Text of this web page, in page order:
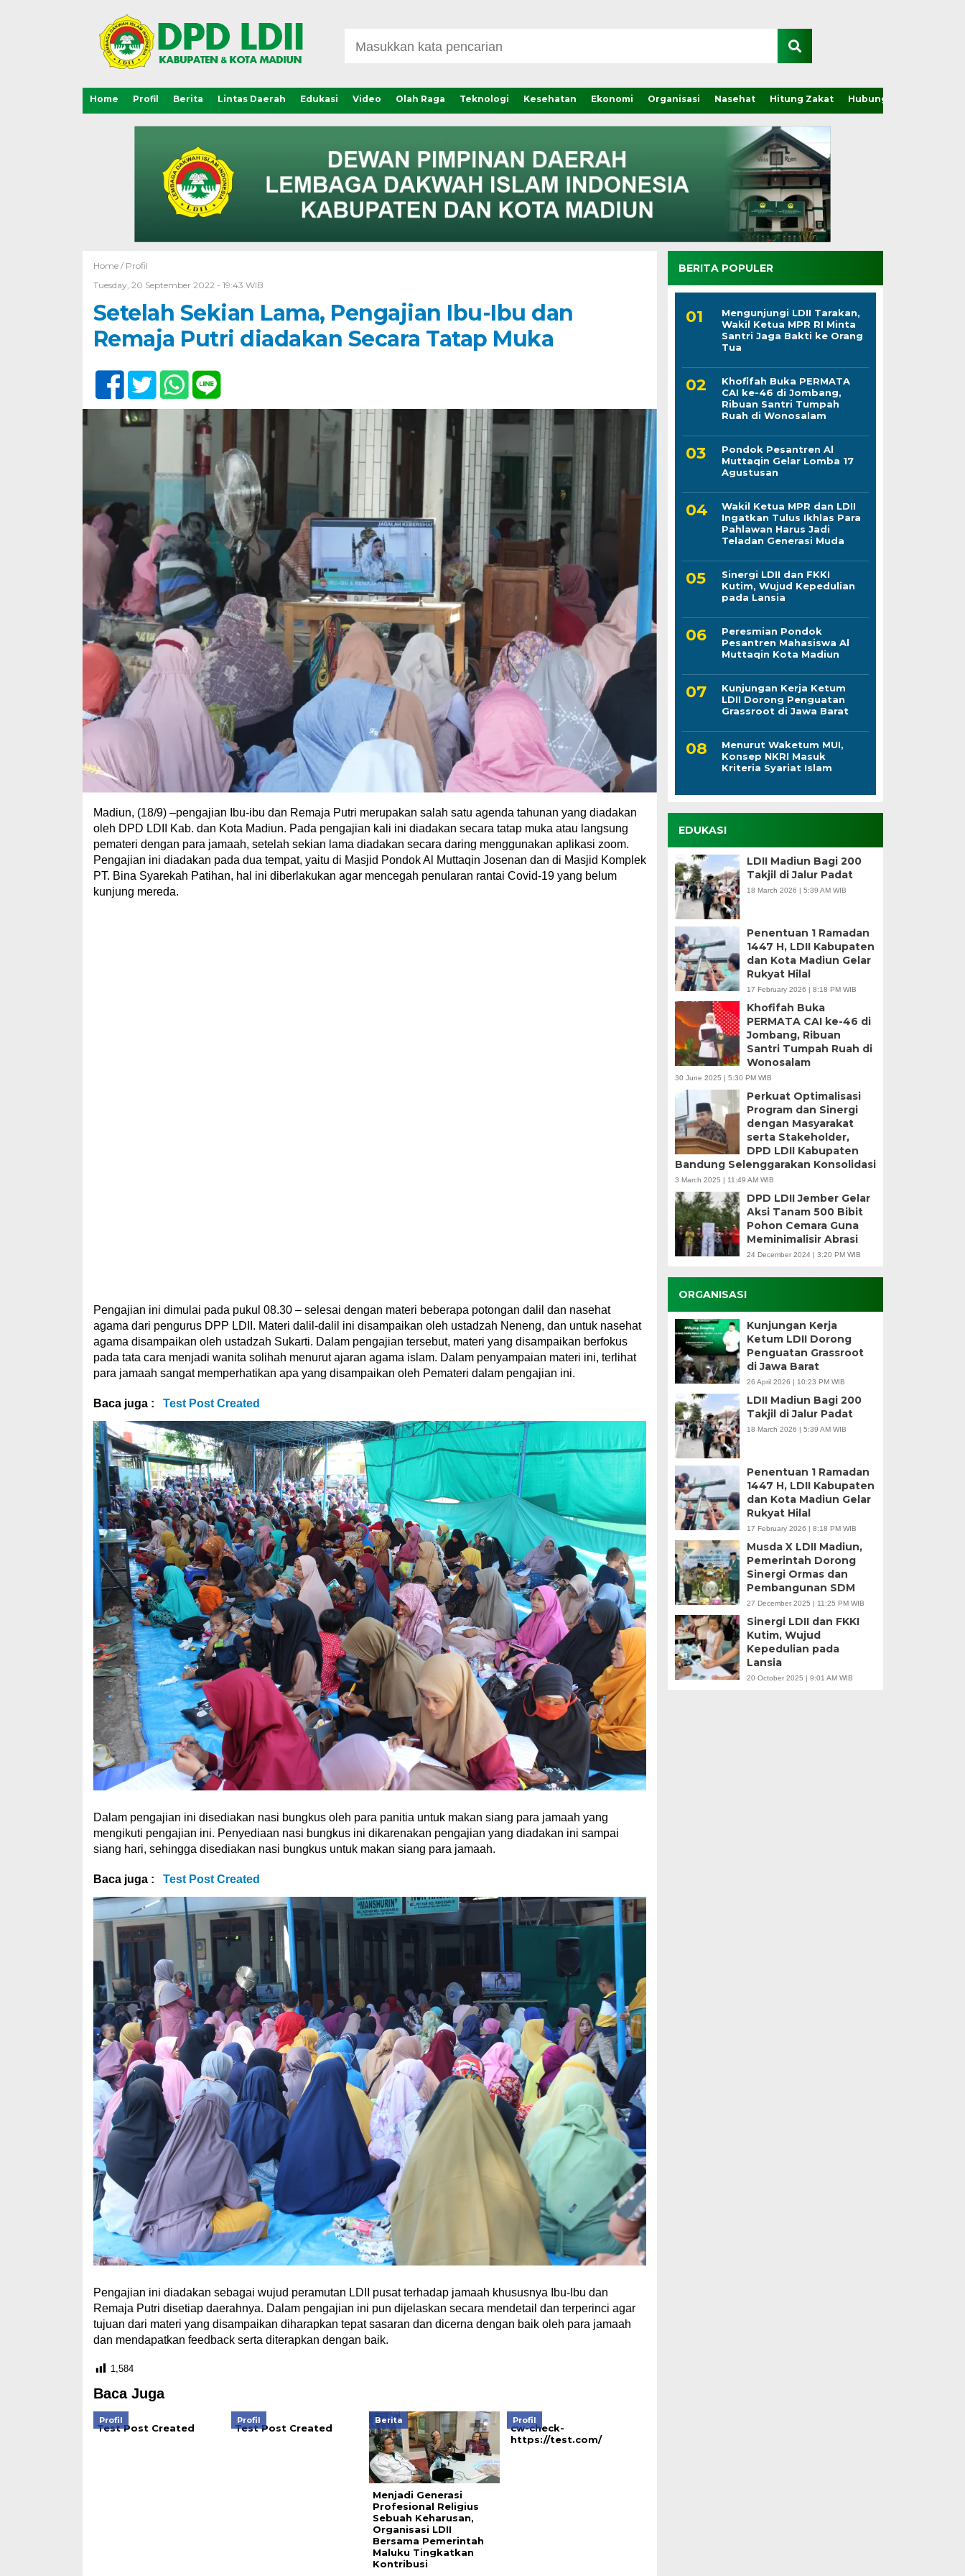
Home Profil Berita Lintas Daerah Edukasi Video Olah Raga Teknologi Kesehatan Ekonomi Organisasi Nasehat Hitung Zakat Hubungi Kami
Home / Profil
Tuesday, 20 September 2022 - 19:43 WIB
Setelah Sekian Lama, Pengajian Ibu-Ibu dan
Remaja Putri diadakan Secara Tatap Muka
Madiun, (18/9) –pengajian Ibu-ibu dan Remaja Putri merupakan salah satu agenda tahunan yang diadakan
oleh DPD LDII Kab. dan Kota Madiun. Pada pengajian kali ini diadakan secara tatap muka atau langsung
pemateri dengan para jamaah, setelah sekian lama diadakan secara daring menggunakan aplikasi zoom.
Pengajian ini diadakan pada dua tempat, yaitu di Masjid Pondok Al Muttaqin Josenan dan di Masjid Komplek
PT. Bina Syarekah Patihan, hal ini diberlakukan agar mencegah penularan rantai Covid-19 yang belum
kunjung mereda.
Pengajian ini dimulai pada pukul 08.30 – selesai dengan materi beberapa potongan dalil dan nasehat
agama dari pengurus DPP LDII. Materi dalil-dalil ini disampaikan oleh ustadzah Neneng, dan untuk nasehat
agama disampaikan oleh ustadzah Sukarti. Dalam pengajian tersebut, materi yang disampaikan berfokus
pada tata cara menjadi wanita solihah menurut ajaran agama islam. Dalam penyampaian materi ini, terlihat
para jamaah sangat memperhatikan apa yang disampaikan oleh Pemateri dalam pengajian ini.
Baca juga : Test Post Created
Dalam pengajian ini disediakan nasi bungkus oleh para panitia untuk makan siang para jamaah yang
mengikuti pengajian ini. Penyediaan nasi bungkus ini dikarenakan pengajian yang diadakan ini sampai
siang hari, sehingga disediakan nasi bungkus untuk makan siang para jamaah.
Baca juga : Test Post Created
Pengajian ini diadakan sebagai wujud peramutan LDII pusat terhadap jamaah khususnya Ibu-Ibu dan
Remaja Putri disetiap daerahnya. Dalam pengajian ini pun dijelaskan secara mendetail dan terperinci agar
tujuan dari materi yang disampaikan diharapkan tepat sasaran dan dicerna dengan baik oleh para jamaah
dan mendapatkan feedback serta diterapkan dengan baik.
1,584
Baca Juga
Profil
Test Post Created
Profil
Test Post Created
Berita
Menjadi Generasi
Profesional Religius
Sebuah Keharusan,
Organisasi LDII
Bersama Pemerintah
Maluku Tingkatkan
Kontribusi
Profil
cw-check-
https://test.com/
BERITA POPULER
Mengunjungi LDII Tarakan,
Wakil Ketua MPR RI Minta
Santri Jaga Bakti ke Orang
Tua
Khofifah Buka PERMATA
CAI ke-46 di Jombang,
Ribuan Santri Tumpah
Ruah di Wonosalam
Pondok Pesantren Al
Muttaqin Gelar Lomba 17
Agustusan
Wakil Ketua MPR dan LDII
Ingatkan Tulus Ikhlas Para
Pahlawan Harus Jadi
Teladan Generasi Muda
Sinergi LDII dan FKKI
Kutim, Wujud Kepedulian
pada Lansia
Peresmian Pondok
Pesantren Mahasiswa Al
Muttaqin Kota Madiun
Kunjungan Kerja Ketum
LDII Dorong Penguatan
Grassroot di Jawa Barat
Menurut Waketum MUI,
Konsep NKRI Masuk
Kriteria Syariat Islam
EDUKASI
LDII Madiun Bagi 200
Takjil di Jalur Padat
18 March 2026 | 5:39 AM WIB
Penentuan 1 Ramadan
1447 H, LDII Kabupaten
dan Kota Madiun Gelar
Rukyat Hilal
17 February 2026 | 8:18 PM WIB
Khofifah Buka
PERMATA CAI ke-46 di
Jombang, Ribuan
Santri Tumpah Ruah di
Wonosalam
30 June 2025 | 5:30 PM WIB
Perkuat Optimalisasi
Program dan Sinergi
dengan Masyarakat
serta Stakeholder,
DPD LDII Kabupaten
Bandung Selenggarakan Konsolidasi
3 March 2025 | 11:49 AM WIB
DPD LDII Jember Gelar
Aksi Tanam 500 Bibit
Pohon Cemara Guna
Meminimalisir Abrasi
24 December 2024 | 3:20 PM WIB
ORGANISASI
Kunjungan Kerja
Ketum LDII Dorong
Penguatan Grassroot
di Jawa Barat
26 April 2026 | 10:23 PM WIB
LDII Madiun Bagi 200
Takjil di Jalur Padat
18 March 2026 | 5:39 AM WIB
Penentuan 1 Ramadan
1447 H, LDII Kabupaten
dan Kota Madiun Gelar
Rukyat Hilal
17 February 2026 | 8:18 PM WIB
Musda X LDII Madiun,
Pemerintah Dorong
Sinergi Ormas dan
Pembangunan SDM
27 December 2025 | 11:25 PM WIB
Sinergi LDII dan FKKI
Kutim, Wujud
Kepedulian pada
Lansia
20 October 2025 | 9:01 AM WIB